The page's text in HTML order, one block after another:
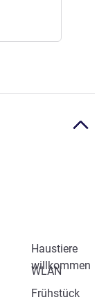
Haustiere
willkommen
WLAN
Frühstück